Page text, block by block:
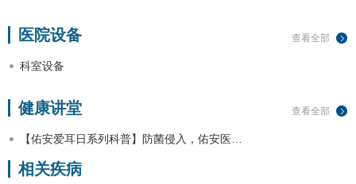
查看全部
医院设备
科室设备
查看全部
健康讲堂
【佑安爱耳日系列科普】防菌侵入，佑安医…
相关疾病